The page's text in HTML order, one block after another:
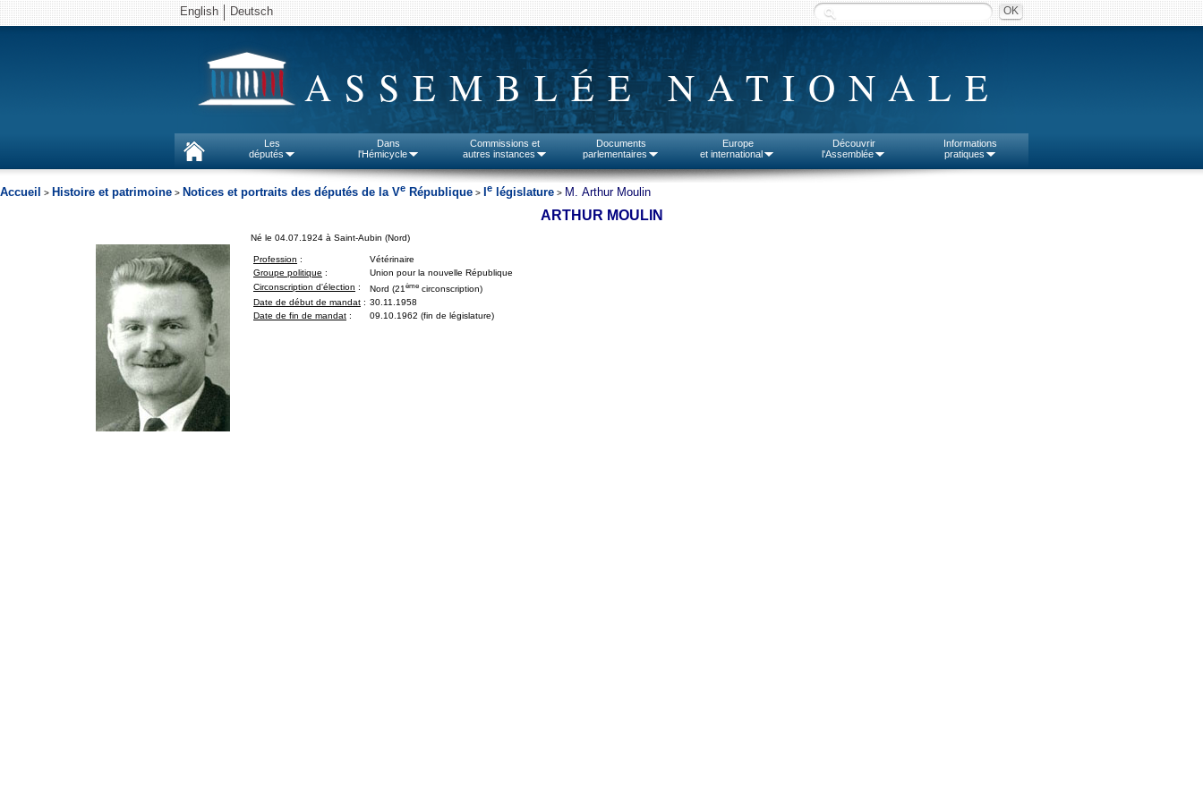
English Deutsch
ASSEMBLÉE NATIONALE
Les
députés
Dans
l'Hémicycle
Commissions et
autres instances
Documents
parlementaires
Europe
et international
Découvrir
l'Assemblée
Informations
pratiques
Accueil > Histoire et patrimoine > Notices et portraits des députés de la Ve République > e législature > M. Arthur Moulin
ARTHUR MOULIN
Né le 04.07.1924 à Saint-Aubin (Nord)
Profession :
Vétérinaire
Groupe politique :
Union pour la nouvelle République
Circonscription d'élection : Nord (21ème circonscription)
Date de début de mandat : 30.11.1958
Date de fin de mandat : 09.10.1962 (fin de législature)